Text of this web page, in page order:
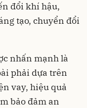
đổi khí hậu,
tạo, chuyển đổi
nhấn mạnh là
phải dựa trên
vay, hiệu quả
bảo đảm an